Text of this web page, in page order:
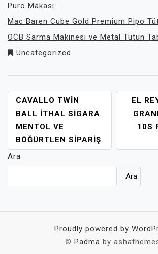
Puro Makası
Mac Baren Cube Gold Premium Pipo
OCB Sarma Makinesi ve Metal Tütün
Uncategorized
YAZI
GEZINMESI
CAVALLO TWIN
BALL ITHAL SIGARA
MENTOL VE
BÖĞÜRTLEN SIPARIŞ
EL
10S
Ara
Ara
Proudly powered by
© Padma by